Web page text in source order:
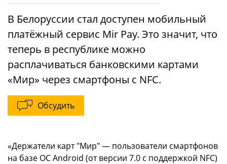
В Белоруссии стал доступен мобильный
платёжный сервис Mir Pay. Это значит, что
теперь в республике можно
расплачиваться банковскими картами
«Мир» через смартфоны с NFC.
Обсудить
«Держатели карт "Мир" — пользователи смартфонов
на базе ОС Android (от версии 7.0 с поддержкой NFC)